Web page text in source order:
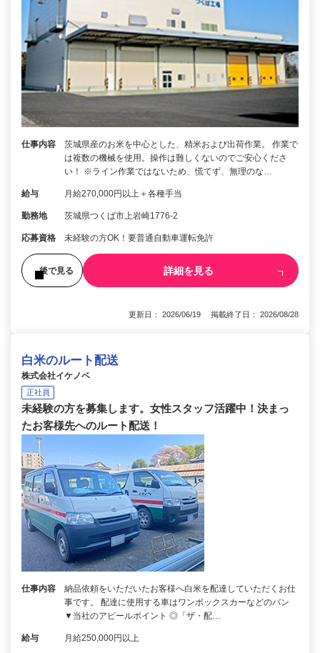
仕事内容
茨城県産のお米を中心とした、精米および出荷作業。 作業で
は複数の機械を使用。操作は難しくないのでご安心くださ
い！ ※ライン作業ではないため、慌てず、無理のな…
給与 月給270,000円以上＋各種手当
勤務地 茨城県つくば市上岩崎1776-2
応募資格 未経験の方OK！要普通自動車運転免許
後で見る 詳細を見る
更新日： 2026/06/19 掲載終了日： 2026/08/28
白米のルート配送
株式会社イケノベ
正社員
未経験の方を募集します。女性スタッフ活躍中！決まっ
たお客様先へのルート配送！
仕事内容
納品依頼をいただいたお客様へ白米を配達していただくお仕
事です。 配達に使用する車はワンボックスカーなどのバン
▼当社のアピールポイント ◎「ザ・配…
給与 月給250,000円以上